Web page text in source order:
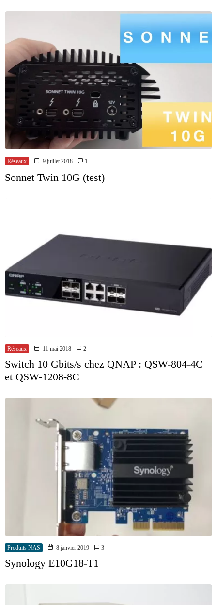
Réseaux 9 juillet 2018 1
Sonnet Twin 10G (test)
Réseaux 11 mai 2018 2
Switch 10 Gbits/s chez QNAP : QSW-804-4C
et QSW-1208-8C
Produits NAS 8 janvier 2019 3
Synology E10G18-T1